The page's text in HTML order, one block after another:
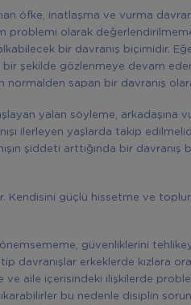
öfke, inatlaşma ve vurma
problemi olarak
bir davranış biçimidir.
şekilde gözlenmeye devam
normalden sapan bir davranış
yalan söyleme, arkadaşına
ilerleyen yaşlarda takip
şiddeti arttığında bir davranış
Kendisini güçlü hissetme ve
önemsememe, güvenliklerini
davranışlar erkeklerde kızlara
ve aile içerisindeki ilişkilerde
bu nedenle disiplin